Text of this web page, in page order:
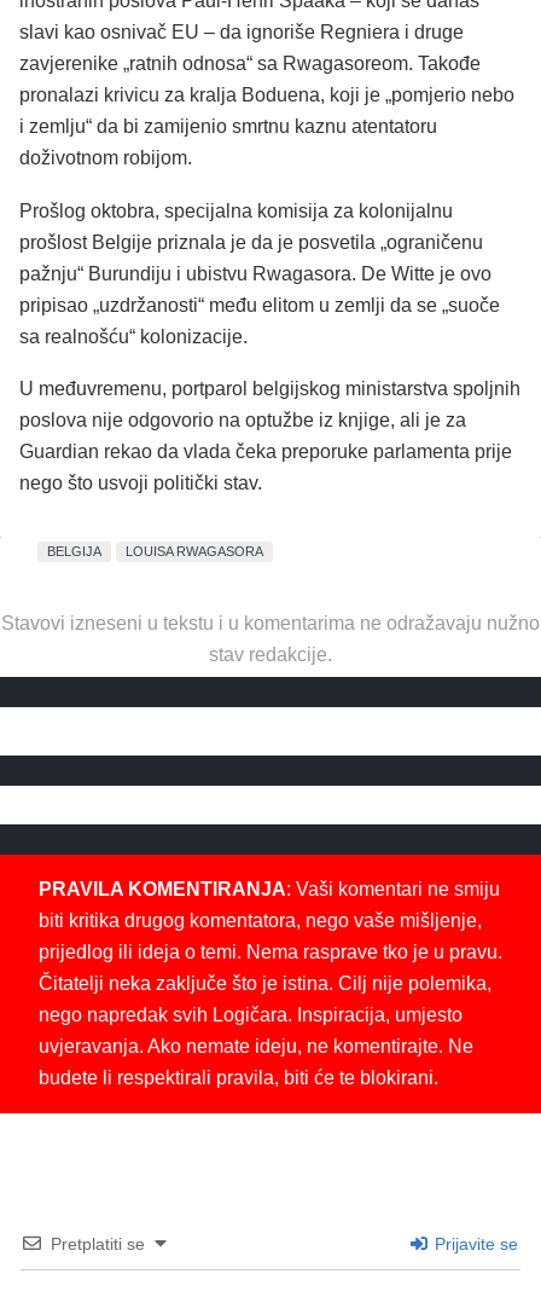
slavi kao osnivač EU – da ignoriše Regniera i druge
zavjerenike „ratnih odnosa“ sa Rwagasoreom. Takođe
pronalazi krivicu za kralja Boduena, koji je „pomjerio nebo
i zemlju“ da bi zamijenio smrtnu kaznu atentatoru
doživotnom robijom.
Prošlog oktobra, specijalna komisija za kolonijalnu
prošlost Belgije priznala je da je posvetila „ograničenu
pažnju“ Burundiju i ubistvu Rwagasora. De Witte je ovo
pripisao „uzdržanosti“ među elitom u zemlji da se „suoče
sa realnošću“ kolonizacije.
U međuvremenu, portparol belgijskog ministarstva spoljnih
poslova nije odgovorio na optužbe iz knjige, ali je za
Guardian rekao da vlada čeka preporuke parlamenta prije
nego što usvoji politički stav.
BELGIJA LOUISA RWAGASORA
Stavovi izneseni u tekstu i u komentarima ne odražavaju nužno
stav redakcije.
PRAVILA KOMENTIRANJA: Vaši komentari ne smiju
biti kritika drugog komentatora, nego vaše mišljenje,
prijedlog ili ideja o temi. Nema rasprave tko je u pravu.
Čitatelji neka zaključe što je istina. Cilj nije polemika,
nego napredak svih Logičara. Inspiracija, umjesto
uvjeravanja. Ako nemate ideju, ne komentirajte. Ne
budete li respektirali pravila, biti će te blokirani.
Pretplatiti se Prijavite se